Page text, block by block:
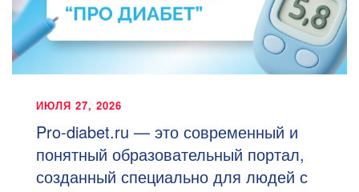
ИЮЛЯ 27, 2026
Pro-diabet.ru — это современный и
понятный образовательный портал,
созданный специально для людей с